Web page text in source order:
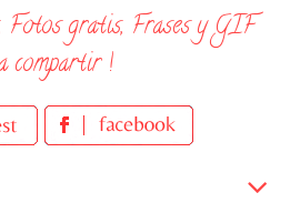
Fotos gratis, Frases y GIF
compartir !